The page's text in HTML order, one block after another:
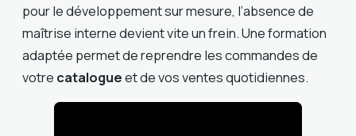
pour le développement sur mesure, l’absence de
maîtrise interne devient vite un frein. Une formation
adaptée permet de reprendre les commandes de
votre catalogueet de vos ventes quotidiennes.